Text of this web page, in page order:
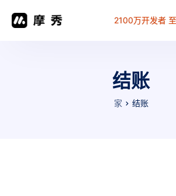
2100万开发者
结账
家 结账